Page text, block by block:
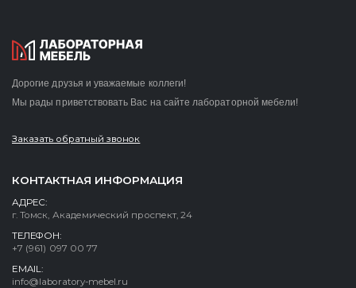
Дорогие друзья и уважаемые коллеги!
Мы рады приветствовать Вас на сайте лабораторной мебели!
Заказать обратный звонок
КОНТАКТНАЯ ИНФОРМАЦИЯ
АДРЕС:
г. Томск, Академический проспект, 24
ТЕЛЕФОН:
+7 (961) 097 00 77
EMAIL:
info@laboratory-mebel.ru